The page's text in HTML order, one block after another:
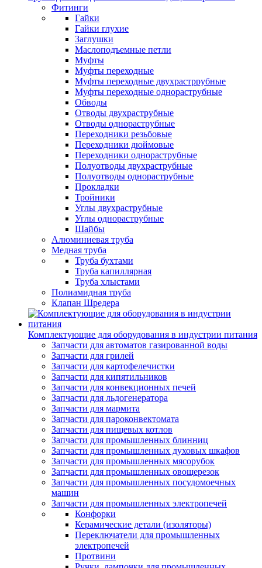
Фитинги
Гайки
Гайки глухие
Заглушки
Маслоподъемные петли
Муфты
Муфты переходные
Муфты переходные двухрастррубные
Муфты переходные однораструбные
Обводы
Отводы двухраструбные
Отводы однораструбные
Переходники резьбовые
Переходники дюймовые
Переходники однораструбные
Полуотводы двухраструбные
Полуотводы однораструбные
Прокладки
Тройники
Углы двухраструбные
Углы однораструбные
Шайбы
Алюминиевая труба
Медная труба
Труба бухтами
Труба капиллярная
Труба хлыстами
Полиамидная труба
Клапан Шредера
Комплектующие для оборудования в индустрии питания
Запчасти для автоматов газированной воды
Запчасти для грилей
Запчасти для картофелечистки
Запчасти для кипятильников
Запчасти для конвекционных печей
Запчасти для льдогенератора
Запчасти для мармита
Запчасти для пароконвектомата
Запчасти для пищевых котлов
Запчасти для промышленных блинниц
Запчасти для промышленных духовых шкафов
Запчасти для промышленных мясорубок
Запчасти для промышленных овощерезок
Запчасти для промышленных посудомоечных
машин
Запчасти для промышленных электропечей
Конфорки
Керамические детали (изоляторы)
Переключатели для промышленных
электропечей
Протвини